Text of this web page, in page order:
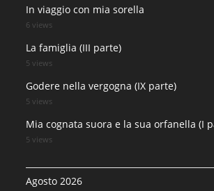
In viaggio con mia sorella
6 views
La famiglia (III parte)
5 views
Godere nella vergogna (IX parte)
5 views
Mia cognata suora e la sua orfanella (I
5 views
Agosto 2026